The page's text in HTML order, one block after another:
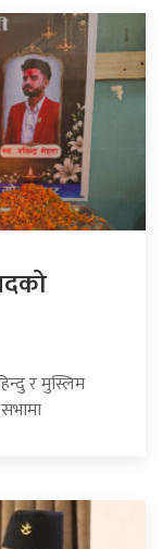
र मुस्लिम